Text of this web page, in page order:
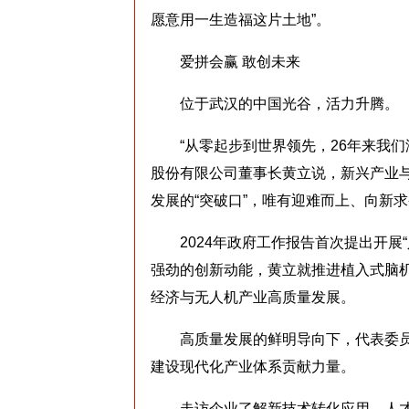
愿意用一生造福这片土地”。
爱拼会赢 敢创未来
位于武汉的中国光谷，活力升腾。
“从零起步到世界领先，26年来我们
股份有限公司董事长黄立说，新兴产业
发展的“突破口”，唯有迎难而上、向新
2024年政府工作报告首次提出开展“
强劲的创新动能，黄立就推进植入式脑
经济与无人机产业高质量发展。
高质量发展的鲜明导向下，代表委
建设现代化产业体系贡献力量。